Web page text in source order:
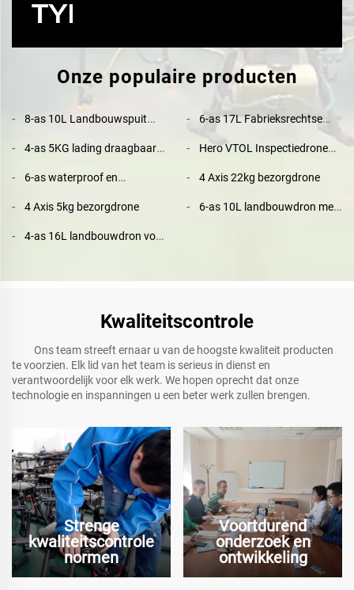
Onze populaire producten
8-as 10L Landbouwspuit
Verkoop
6-as 17L Fabrieksrechtse
Verkoop Landbouw Drone
met 4K Camera en GPS
4-as 5KG lading draagbaar
Hero VTOL Inspectiedrone
Verticale Opstijging en
Landing Vaste Vleugel
6-as waterproof en
brandweerdron
4 Axis 22kg bezorgdrone
4 Axis 5kg bezorgdrone
6-as 10L landbouwdron met
4-as 16L landbouwdron voor
Kwaliteitscontrole
Ons team streeft ernaar u van de hoogste kwaliteit producten
te voorzien. Elk lid van het team is serieus in dienst en
verantwoordelijk voor elk werk. We hopen oprecht dat onze
technologie en inspanningen u een beter werk zullen brengen.
Strenge
kwaliteitscontrole
normen
Voortdurend
onderzoek en
ontwikkeling